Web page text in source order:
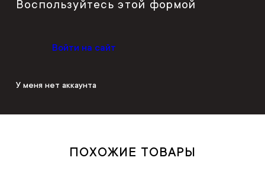
Воспользуйтесь этой формой
Войти на сайт
У меня нет аккаунта
ПОХОЖИЕ ТОВАРЫ